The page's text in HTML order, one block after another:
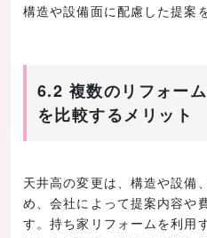
構造や設備面に配慮した提案
6.2 複数のリフォー
を比較するメリット
天井高の変更は、構造や設備
め、会社によって提案内容や
す。持ち家リフォームを利用